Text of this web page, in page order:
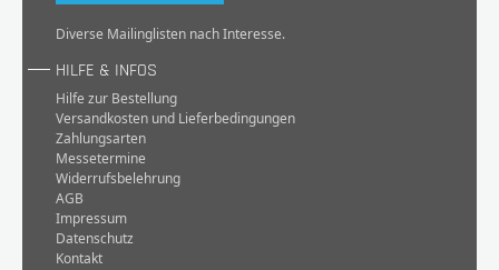
Diverse Mailinglisten nach Interesse.
HILFE & INFOS
Hilfe zur Bestellung
Versandkosten und Lieferbedingungen
Zahlungsarten
Messetermine
Widerrufsbelehrung
AGB
Impressum
Datenschutz
Kontakt